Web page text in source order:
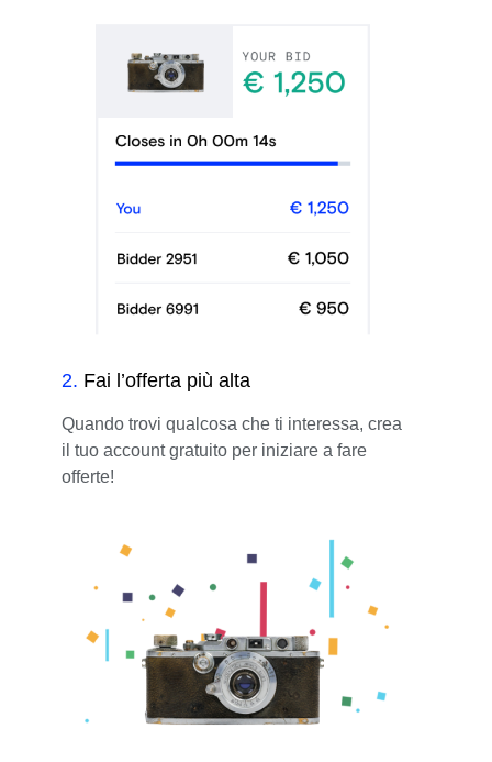
2. Fai l’offerta più alta
Quando trovi qualcosa che ti interessa, crea
il tuo account gratuito per iniziare a fare
offerte!